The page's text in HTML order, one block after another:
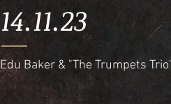
14.11.23
Edu Baker & "The Trumpets